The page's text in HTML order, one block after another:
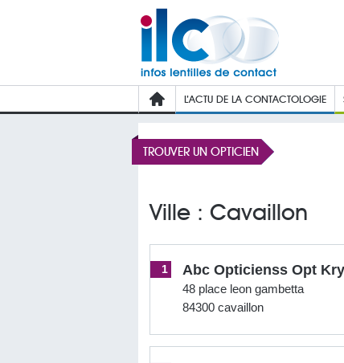
L’ACTU DE LA CONTACTOLOGIE
TROUVER UN OPTICIEN
Ville : Cavaillon
1 Abc Opticienss Opt
48 place leon gambetta
84300 cavaillon